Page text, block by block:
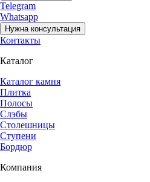
Telegram
Whatsapp
Нужна консультация
Контакты
Каталог
Каталог камня
Плитка
Полосы
Слэбы
Столешницы
Ступени
Бордюр
Компания